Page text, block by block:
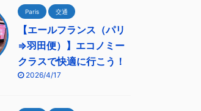
Paris 交通
【エールフランス（パリ
⇒羽田便）】エコノミー
クラスで快適に行こう！
2026/4/17